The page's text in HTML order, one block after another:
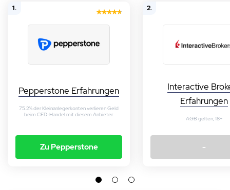
1.
Pepperstone Erfahrungen
75.2% der Kleinanlegerkonten verlieren Geld
beim CFD-Handel mit diesem Anbieter.
Zu Pepperstone
2.
Interactive
Erfahrungen
AGB gelten, 18+
-